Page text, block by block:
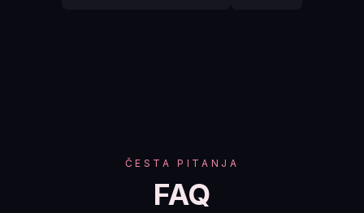
ČESTA PITANJA
FAQ